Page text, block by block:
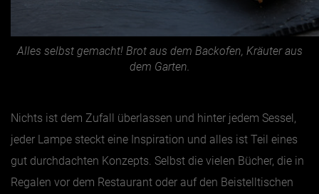
Alles selbst gemacht! Brot aus dem Backofen, Kräuter aus
dem Garten.
Nichts ist dem Zufall überlassen und hinter jedem Sessel,
jeder Lampe steckt eine Inspiration und alles ist Teil eines
gut durchdachten Konzepts. Selbst die vielen Bücher, die in
Regalen vor dem Restaurant oder auf den Beistelltischen